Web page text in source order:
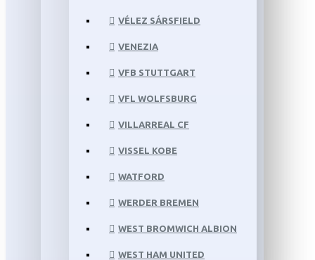
VÉLEZ SÁRSFIELD
VENEZIA
VFB STUTTGART
VFL WOLFSBURG
VILLARREAL CF
VISSEL KOBE
WATFORD
WERDER BREMEN
WEST BROMWICH ALBION
WEST HAM UNITED